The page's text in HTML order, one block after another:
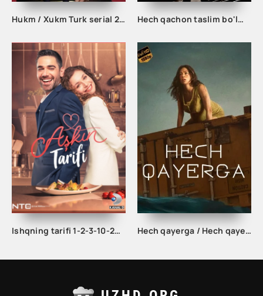
Hukm / Xukm Turk serial 203. 204. 205. 206. 207. 208. 209. 210. 211. 212. 213. 214. 215 Qism Uzbek tilida Hukim Xukim Barcha qismlari Hech qachon taslim bo'lma 3
Ishqning tarifi 1-2-3-10-20-30-40-50-60-70-100 qism turk serial Uzbek tilida Barcha qismlar Hech qayerga / Hech qayerda Uzbek tilida 2023 Tarjima kino HD skachat